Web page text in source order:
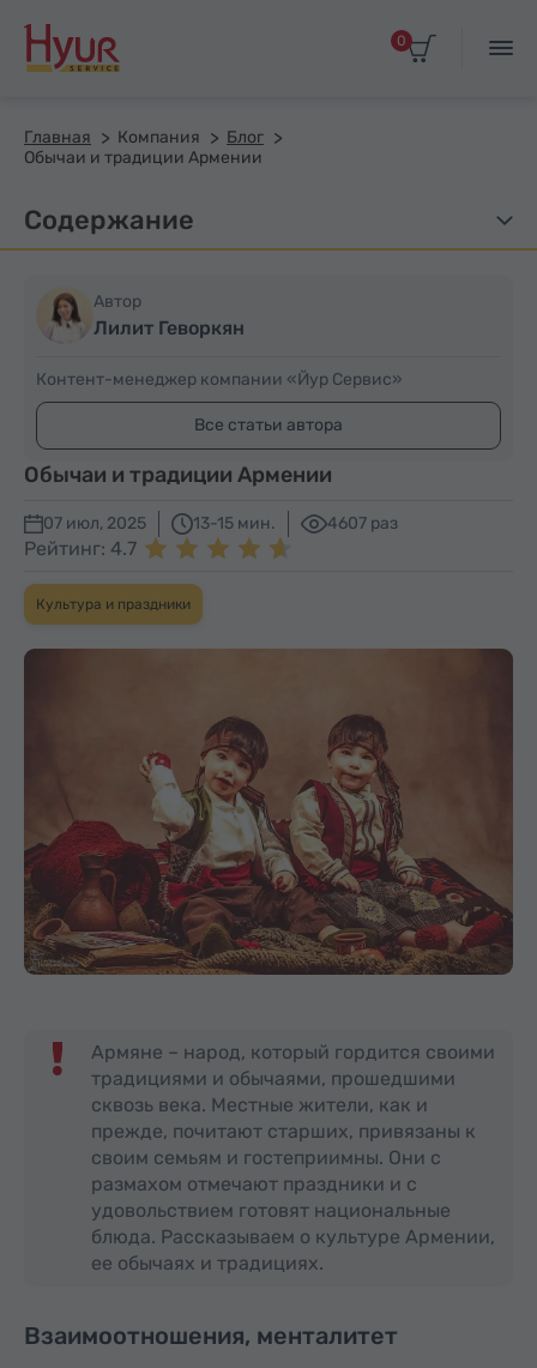
0
Главная Компания
Блог
Обычаи и традиции Армении
Обычаи и традиции Армении
07 июл, 2025 13-15 мин. 4607 раз
Рейтинг: 4.7
Культура и праздники
Армяне – народ, который гордится своими
традициями и обычаями, прошедшими
сквозь века. Местные жители, как и
прежде, почитают старших, привязаны к
своим семьям и гостеприимны. Они с
размахом отмечают праздники и с
удовольствием готовят национальные
блюда. Рассказываем о культуре Армении,
ее обычаях и традициях.
Взаимоотношения, менталитет
Содержание
Автор
Лилит Геворкян
Контент-менеджер компании «Йур Сервис»
Все статьи автора